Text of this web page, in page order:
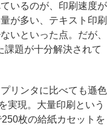
いるのが、印刷速度が
が多い、テキスト印刷
いといった点。だが、
課題が十分解決されて
リンタに比べても遜色
実現。大量印刷という
枚の給紙カセットを